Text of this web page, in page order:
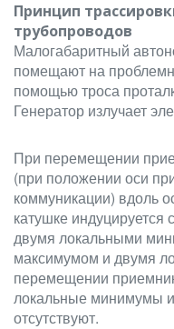
Принцип
трубопроводов
Малогабаритный
помещают на
помощью троса
Генератор излучает
При перемещении
(при положении оси
коммуникации) вдоль
катушке
двумя локальными
максимумом и двумя
перемещении
локальные минимумы
отсутствуют.